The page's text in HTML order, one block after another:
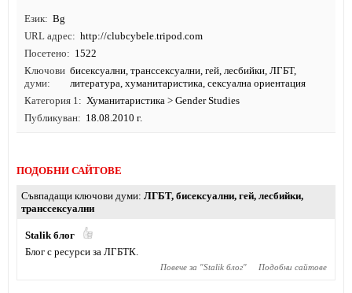
Език
Bg
URL адрес
http://clubcybele.tripod.com
Посетено
1522
Ключови
думи
бисексуални, транссексуални, гей, лесбийки, ЛГБТ,
литература, хуманитаристика, сексуална ориентация
Категория 1
Хуманитаристика > Gender Studies
Публикуван
18.08.2010 г.
ПОДОБНИ САЙТОВЕ
Съвпадащи ключови думи ЛГБТ, бисексуални, гей, лесбийки,
транссексуални
Stalik блог
Блог с ресурси за ЛГБТК.
Повече за "Stalik блог" Подобни сайтове